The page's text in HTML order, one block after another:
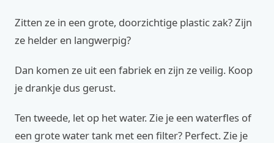
Zitten ze in een grote, doorzichtige plastic zak? Zijn
ze helder en langwerpig?
Dan komen ze uit een fabriek en zijn ze veilig. Koop
je drankje dus gerust.
Ten tweede, let op het water. Zie je een waterfles of
een grote water tank met een filter? Perfect. Zie je